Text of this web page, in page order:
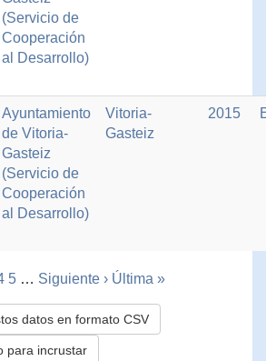
(Servicio de
Cooperación
al Desarrollo)
Ayuntamiento
de Vitoria-
Gasteiz
(Servicio de
Cooperación
al Desarrollo)
Vitoria-
Gasteiz
2015
5 … Siguiente › Última »
datos en formato CSV
para incrustar